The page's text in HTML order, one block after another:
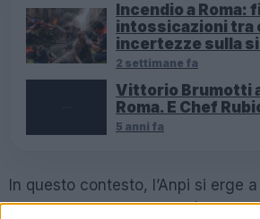
Incendio a Roma:
intossicazioni tra
incertezze sulla
2 settimane fa
Vittorio Brumotti
Roma. E Chef
5 anni fa
In questo contesto, l’Anpi si erge
nuova visione: una società in cui